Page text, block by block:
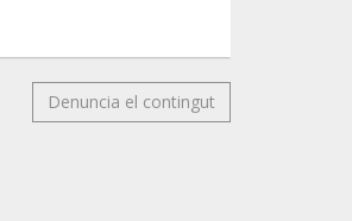
Denuncia el contingut